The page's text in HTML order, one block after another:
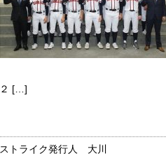
２ […]
ストライク発行人 大川